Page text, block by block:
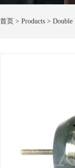
首页 > Products >